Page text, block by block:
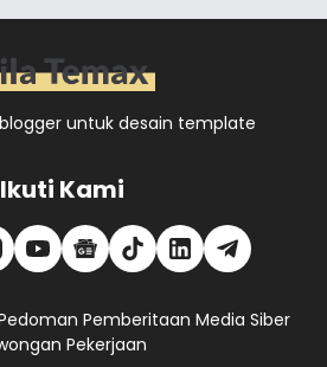
untuk desain template
Ikuti Kami
Pemberitaan Media Siber
Pekerjaan